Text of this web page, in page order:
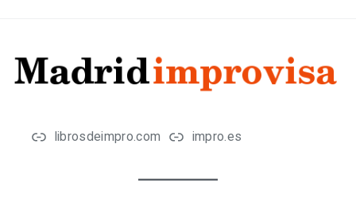
librosdeimpro.com impro.es